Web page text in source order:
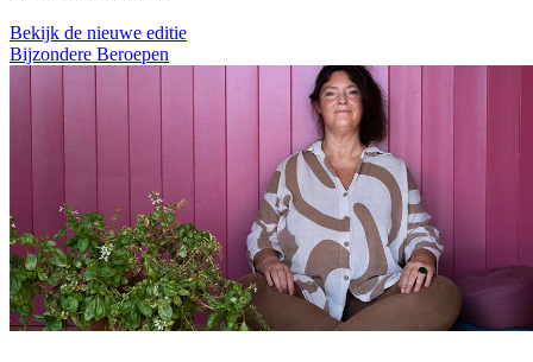
Bekijk de nieuwe editie
Bijzondere Beroepen